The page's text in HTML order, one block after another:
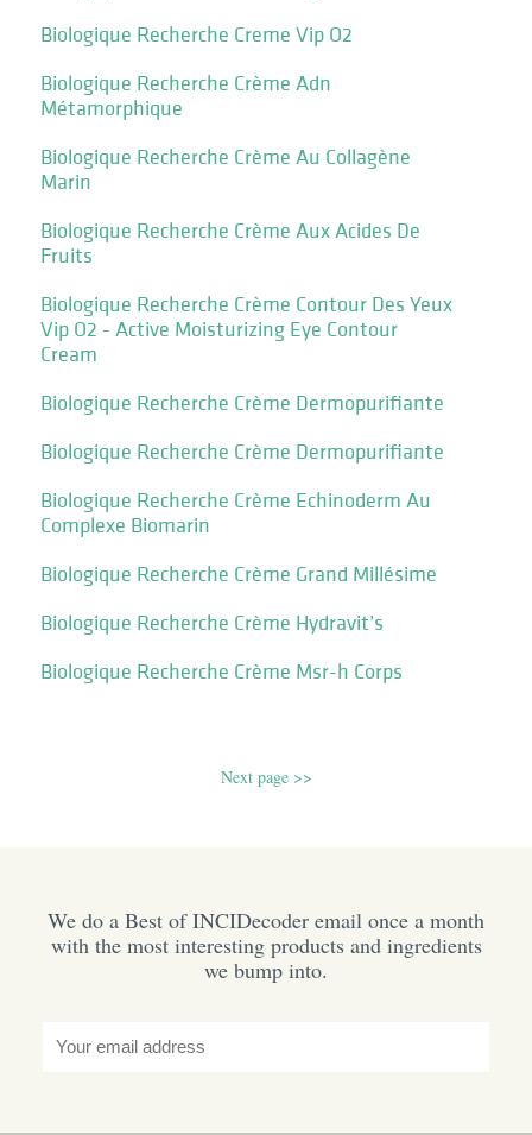
Biologique Recherche Creme Vip O2
Biologique Recherche Crème Adn
Métamorphique
Biologique Recherche Crème Au Collagène
Marin
Biologique Recherche Crème Aux Acides De
Fruits
Biologique Recherche Crème Contour Des Yeux
Vip O2 - Active Moisturizing Eye Contour
Cream
Biologique Recherche Crème Dermopurifiante
Biologique Recherche Crème Dermopurifiante
Biologique Recherche Crème Echinoderm Au
Complexe Biomarin
Biologique Recherche Crème Grand Millésime
Biologique Recherche Crème Hydravit’s
Biologique Recherche Crème Msr-h Corps
Next page >>
We do a Best of INCIDecoder email once a month
with the most interesting products and ingredients
we bump into.